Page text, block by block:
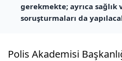
gerekmekte; ayrıca sağlık
soruşturmaları da
Polis Akademisi